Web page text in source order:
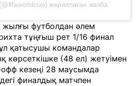
жариялаған жазба
жылғы футболдан әлем
тұңғыш рет 1/16 финал
қатысушы командалар
көрсеткішке (48 ел) жетуімен
кезеңі 28 маусымда
финалдық матчпен